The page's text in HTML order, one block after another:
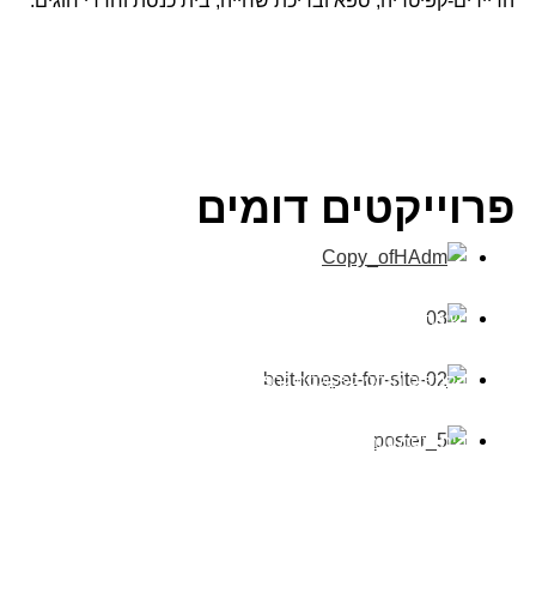
פרוייקטים דומים
ישיבת הסדר הראל, מודיעין
הקמפוס הזמני לפקולטה לרפואה, צפת
בית כנסת נווה שמואל, גבעת שמואל